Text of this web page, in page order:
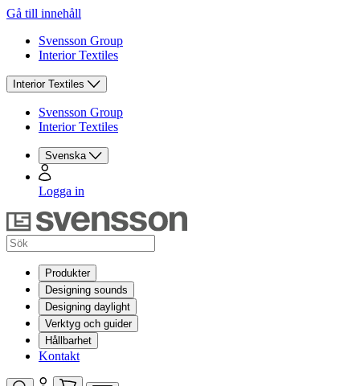
Gå till innehåll
Svensson Group
Interior Textiles
Interior Textiles
Svensson Group
Interior Textiles
Svenska
Logga in
Produkter
Designing sounds
Designing daylight
Verktyg och guider
Hållbarhet
Kontakt